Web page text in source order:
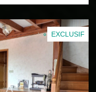
ST ETIENNE 482
ce bien est exposé
:
EXCLUSIF